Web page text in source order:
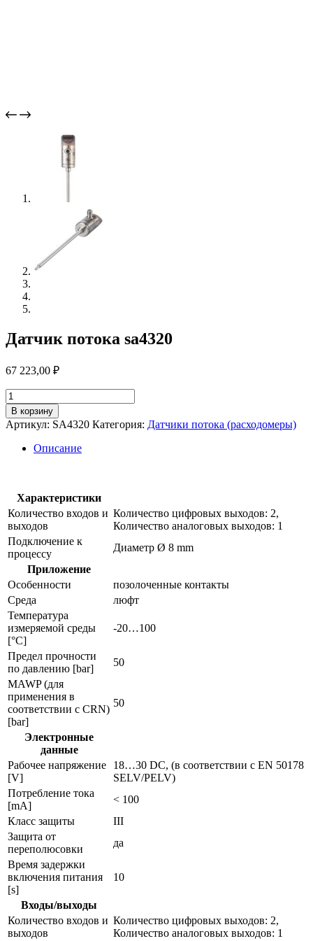
Датчик потока sa4320
67 223,00 ₽
Количество
товара
Датчик
потока
sa4320
В корзину
Артикул: SA4320 Категория: Датчики потока (расходомеры)
Описание
Характеристики
Количество входов и
выходов
Количество цифровых выходов: 2,
Количество аналоговых выходов: 1
Подключение к
процессу
Диаметр Ø 8 mm
Приложение
Особенности
позолоченные контакты
Среда
люфт
Температура
измеряемой среды
[°C]
-20…100
Предел прочности
по давлению [bar]
50
MAWP (для
применения в
соответствии с CRN)
[bar]
50
Электронные
данные
Рабочее напряжение
[V]
18…30 DC, (в соответствии с EN 50178
SELV/PELV)
Потребление тока
[mA]
< 100
Класс защиты
III
Защита от
переполюсовки
да
Время задержки
включения питания
[s]
10
Входы/выходы
Количество входов и
выходов
Количество цифровых выходов: 2,
Количество аналоговых выходов: 1